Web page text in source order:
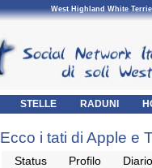
West Highland White
STELLE RADUNI
Ecco i tati di Apple e
Status Profilo Diario